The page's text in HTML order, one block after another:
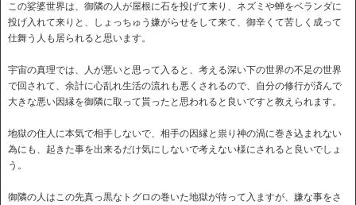
この娑婆世界は、御隣の人が屋根に石を投げて来り、ネズミや蝉をベランダに
投げ入れて来りと、しょっちゅう嫌がらせをして来て、御辛くて苦しく成って
仕舞う人も居られると思います。
宇宙の真理では、人が悪いと思って入ると、考える深い下の世界の不足の世界
で回されて、余計に心乱れ生活の流れも悪くされるので、自分の修行が済んで
大きな悪い因縁を御隣に取って貰ったと思われると良いですと教えられます。
地獄の住人に本気で相手しないで、相手の因縁と祟り神の渦に巻き込まれない
為にも、起きた事を出来るだけ気にしないで考えない様にされると良いでしょ
う。
御隣の人はこの先真っ黒なトグロの巻いた地獄が待って入ますが、嫌な事をさ